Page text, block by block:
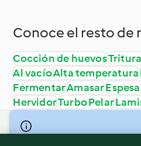
Conoce el resto de
Cocción de huevos
Al vacíoAlta temperatura
FermentarAmasar
HervidorTurboPelar
© Copyright 2026